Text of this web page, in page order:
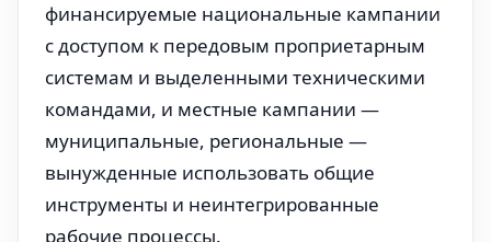
финансируемые национальные кампании
с доступом к передовым проприетарным
системам и выделенными техническими
командами, и местные кампании —
муниципальные, региональные —
вынужденные использовать общие
инструменты и неинтегрированные
рабочие процессы.